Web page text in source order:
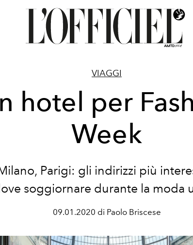
VIAGGI
hotel per
Week
Parigi: gli indirizzi più
soggiornare durante la moda
09.01.2020 di Paolo Briscese